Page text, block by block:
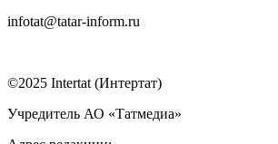
infotat@tatar-inform.ru
©2025 Intertat (Интертат)
Учредитель АО «Татмедиа»